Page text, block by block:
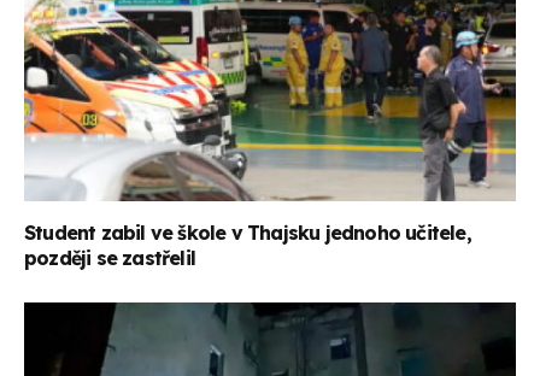
Student zabil ve škole v Thajsku jednoho učitele,
později se zastřelil